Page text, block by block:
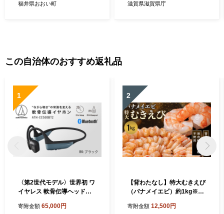
福井県おおい町 滋賀県滋賀県庁
この自治体のおすすめ返礼品
1
〈第2世代モデル〉世界初 ワ
イヤレス 軟骨伝導ヘッドホ
ク） オーディオテクニカ
寄附金額 65,000円
2
【背わたなし】特大むきえび
（バナメイエビ）約1kg※無
無し
寄附金額 12,500円